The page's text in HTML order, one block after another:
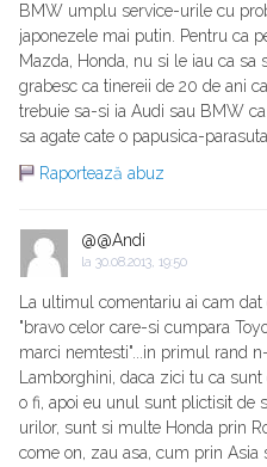
BMW umplu service-urile cu
japonezele mai putin. Pentru ca
Mazda, Honda, nu si le iau ca
grabesc ca tinereii de 20 de ani
trebuie sa-si ia Audi sau BMW
sa agate cate o papusica-
Raportează abuz
@@Andi
la 30.08.2013, 19:50
La ultimul comentariu ai cam
"bravo celor care-si cumpara
marci nemtesti"...in primul rand
Lamborghini, daca zici tu ca
o fi, apoi eu unul sunt plictisit de
urilor, sunt si multe Honda prin
come on, zau asa, cum prin